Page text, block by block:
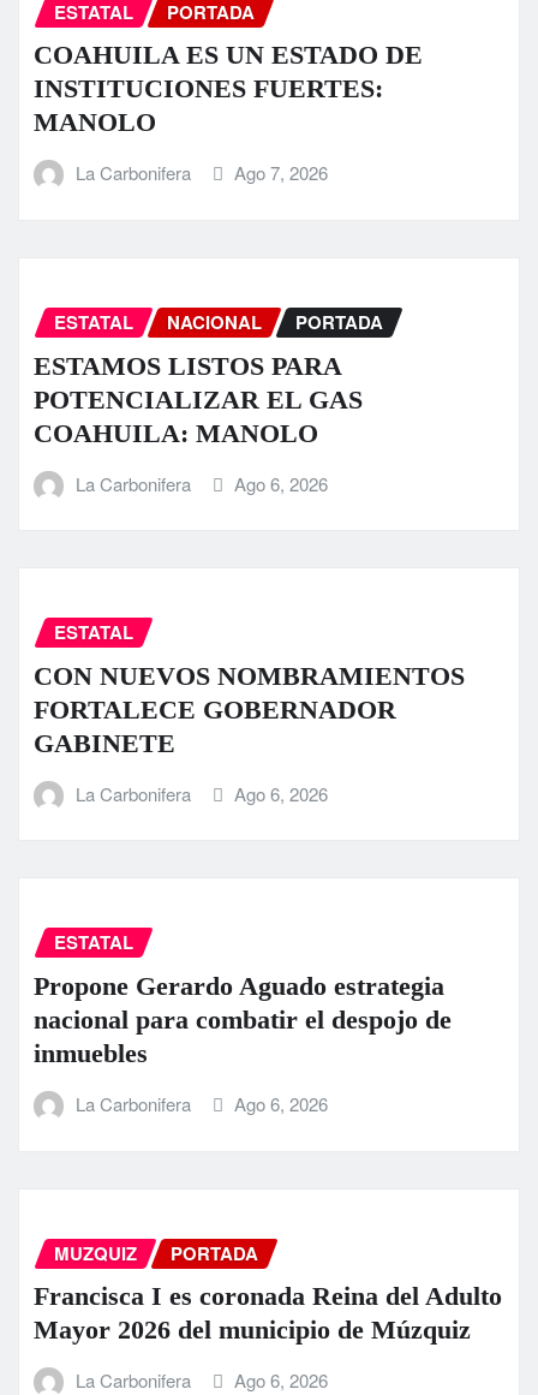
ESTATAL PORTADA
COAHUILA ES UN ESTADO DE
INSTITUCIONES FUERTES:
MANOLO
La Carbonifera Ago 7, 2026
ESTATAL NACIONAL PORTADA
ESTAMOS LISTOS PARA
POTENCIALIZAR EL GAS
COAHUILA: MANOLO
La Carbonifera Ago 6, 2026
ESTATAL
CON NUEVOS NOMBRAMIENTOS
FORTALECE GOBERNADOR
GABINETE
La Carbonifera Ago 6, 2026
ESTATAL
Propone Gerardo Aguado estrategia
nacional para combatir el despojo de
inmuebles
La Carbonifera Ago 6, 2026
MUZQUIZ PORTADA
Francisca I es coronada Reina del Adulto
Mayor 2026 del municipio de Múzquiz
La Carbonifera Ago 6, 2026